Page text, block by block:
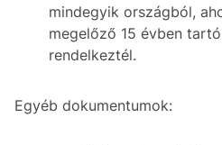
mindegyik országból,
megelőző 15 évben
rendelkeztél.
Egyéb dokumentumok: